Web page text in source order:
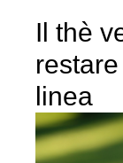
Il thè
linea